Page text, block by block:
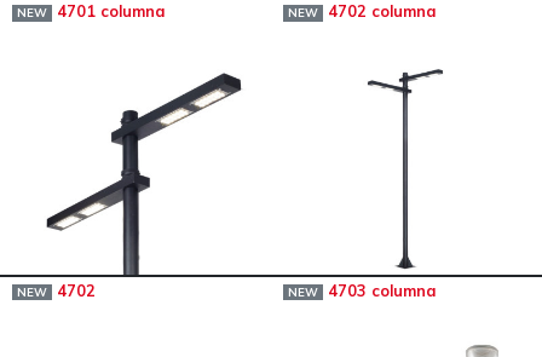
NEW 4701 columna NEW 4702 columna
NEW 4702 NEW 4703 columna